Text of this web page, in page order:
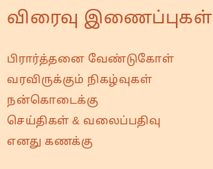
விரைவு இணைப்புகள்
பிரார்த்தனை வேண்டுகோள்
வரவிருக்கும் நிகழ்வுகள்
நன்கொடைக்கு
செய்திகள் & வலைப்பதிவு
எனது கணக்கு